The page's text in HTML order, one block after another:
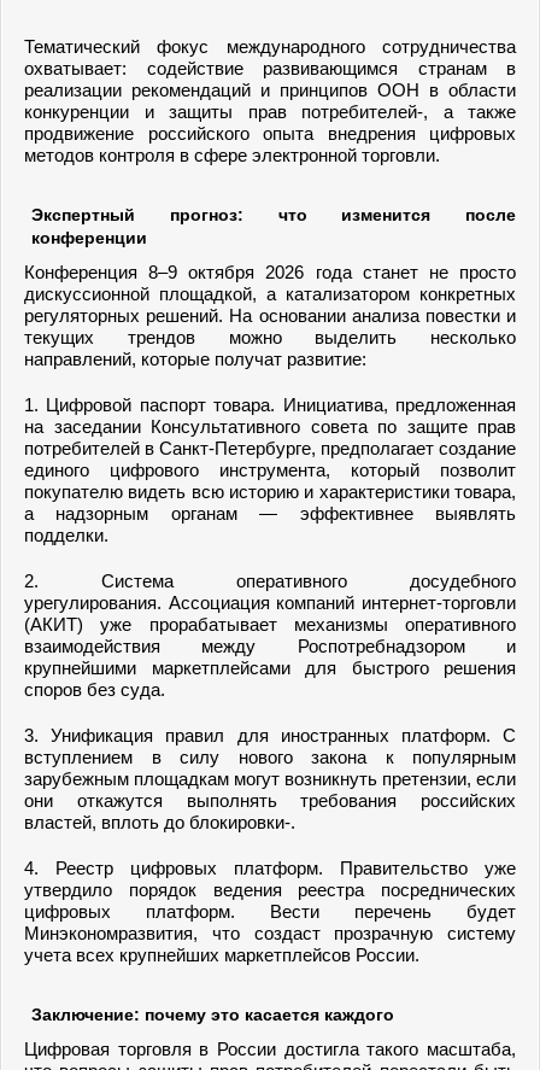
Тематический фокус международного сотрудничества
охватывает: содействие развивающимся странам в
реализации рекомендаций и принципов ООН в области
конкуренции и защиты прав потребителей-, а также
продвижение российского опыта внедрения цифровых
методов контроля в сфере электронной торговли.
Экспертный прогноз: что изменится после
конференции
Конференция 8–9 октября 2026 года станет не просто
дискуссионной площадкой, а катализатором конкретных
регуляторных решений. На основании анализа повестки и
текущих трендов можно выделить несколько
направлений, которые получат развитие:
1. Цифровой паспорт товара. Инициатива, предложенная
на заседании Консультативного совета по защите прав
потребителей в Санкт-Петербурге, предполагает создание
единого цифрового инструмента, который позволит
покупателю видеть всю историю и характеристики товара,
а надзорным органам — эффективнее выявлять
подделки.
2. Система оперативного досудебного
урегулирования. Ассоциация компаний интернет-торговли
(АКИТ) уже прорабатывает механизмы оперативного
взаимодействия между Роспотребнадзором и
крупнейшими маркетплейсами для быстрого решения
споров без суда.
3. Унификация правил для иностранных платформ. С
вступлением в силу нового закона к популярным
зарубежным площадкам могут возникнуть претензии, если
они откажутся выполнять требования российских
властей, вплоть до блокировки-.
4. Реестр цифровых платформ. Правительство уже
утвердило порядок ведения реестра посреднических
цифровых платформ. Вести перечень будет
Минэкономразвития, что создаст прозрачную систему
учета всех крупнейших маркетплейсов России.
Заключение: почему это касается каждого
Цифровая торговля в России достигла такого масштаба,